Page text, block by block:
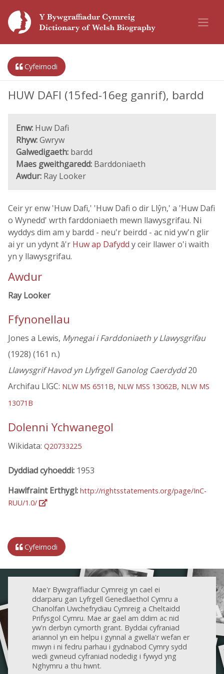
Cyfeirnodi
HUW DAFI (15fed-16eg ganrif), bardd
Enw: Huw Dafi
Rhyw:Gwryw
Galwedigaeth: bardd
Maes gweithgaredd: Barddoniaeth
Awdur: Ray Looker
Ceir yr enw 'Huw Dafi,' 'Huw Dafi o dir Llŷn,' a 'Huw Dafi
o Wynedd' wrth farddoniaeth mewn llawysgrifau. Ni
wyddys dim am y bardd - neu'r beirdd - ac nid yw'n glir
ai yr un ydynt â'r Huw ap Dafydd y ceir llawer o'i waith
yn y llawysgrifau.
Awdur
Ray Looker
Ffynonellau
Jones a Lewis, Mynegai i Farddoniaeth y Llawysgrifau
(1928) (161 n.)
Llawysgrif Havod yn Llyfrgell Ganolog Caerdydd20
Archifau LlGC: NLW MS 6511B, NLW MSS 13062B, NLW MS
13071B
Dolenni Ychwanegol
Wikidata: Q20733225
Dyddiad cyhoeddi: 1953
Hawlfraint Erthygl: http://rightsstatements.org/page/InC-
RUU/1.0/
Cyfeirnodi
Mae'r Bywgraffiadur Cymreig yn cael ei
ddarparu gan Lyfrgell Genedlaethol Cymru a
Chanolfan Uwchefrydiau Cymreig a Cheltaidd
Prifysgol Cymru. Mae ar gael am ddim ac nid
yw'n derbyn cymorth grant. Byddai cyfraniad
ariannol yn ein helpu i gynnal a gwella'r wefan er
mwyn i ni fedru parhau i gydnabod Cymry sydd
wedi gwneud cyfraniad nodedig i fywyd yng
Nghymru a thu hwnt.